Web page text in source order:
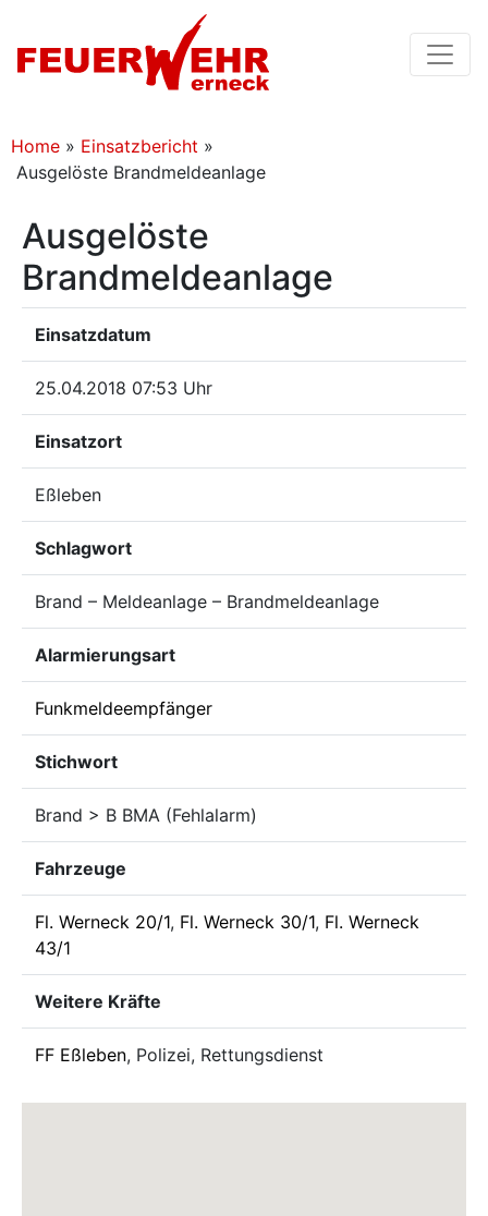
Home » Einsatzbericht »
Ausgelöste Brandmeldeanlage
Ausgelöste
Brandmeldeanlage
Einsatzdatum
25.04.2018 07:53 Uhr
Einsatzort
Eßleben
Schlagwort
Brand – Meldeanlage – Brandmeldeanlage
Alarmierungsart
Funkmeldeempfänger
Stichwort
Brand > B BMA (Fehlalarm)
Fahrzeuge
Fl. Werneck 20/1, Fl. Werneck 30/1, Fl. Werneck
43/1
Weitere Kräfte
FF Eßleben, Polizei, Rettungsdienst